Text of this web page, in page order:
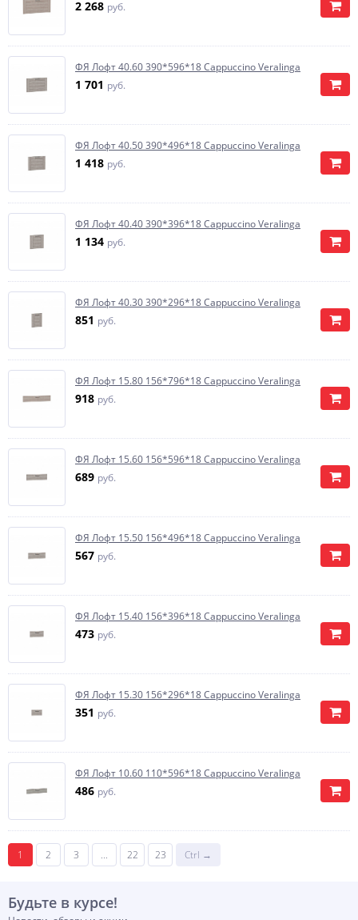
2 268 руб.
ФЯ Лофт 40.60 390*596*18 Cappuccino Veralinga
1 701 руб.
ФЯ Лофт 40.50 390*496*18 Cappuccino Veralinga
1 418 руб.
ФЯ Лофт 40.40 390*396*18 Cappuccino Veralinga
1 134 руб.
ФЯ Лофт 40.30 390*296*18 Cappuccino Veralinga
851 руб.
ФЯ Лофт 15.80 156*796*18 Cappuccino Veralinga
918 руб.
ФЯ Лофт 15.60 156*596*18 Cappuccino Veralinga
689 руб.
ФЯ Лофт 15.50 156*496*18 Cappuccino Veralinga
567 руб.
ФЯ Лофт 15.40 156*396*18 Cappuccino Veralinga
473 руб.
ФЯ Лофт 15.30 156*296*18 Cappuccino Veralinga
351 руб.
ФЯ Лофт 10.60 110*596*18 Cappuccino Veralinga
486 руб.
1 2 3 ... 22 23 Ctrl →
Будьте в курсе!